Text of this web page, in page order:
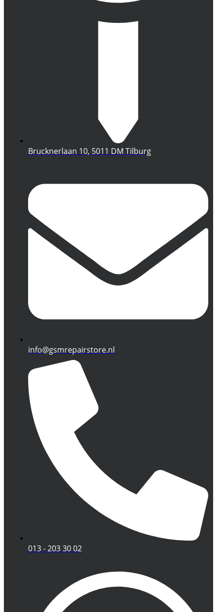
Brucknerlaan 10, 5011 DM Tilburg
info@gsmrepairstore.nl
013 - 203 30 02